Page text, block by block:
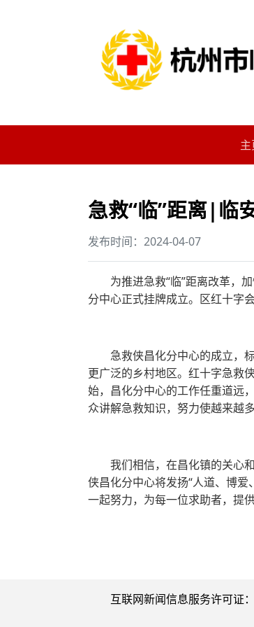
主
急救“临”距离|临
发布时间：2024-04-07
为推进急救“临”距离改革，
分中心正式挂牌成立。区红十字
急救侠昌化分中心的成立，
更广泛的乡村地区。红十字急救
始，昌化分中心的工作任重道远
众讲解急救知识，努力使越来越
我们相信，在昌化镇的关心
侠昌化分中心将发扬“人道、博
一起努力，为每一位求助者，提
互联网新闻信息服务许可